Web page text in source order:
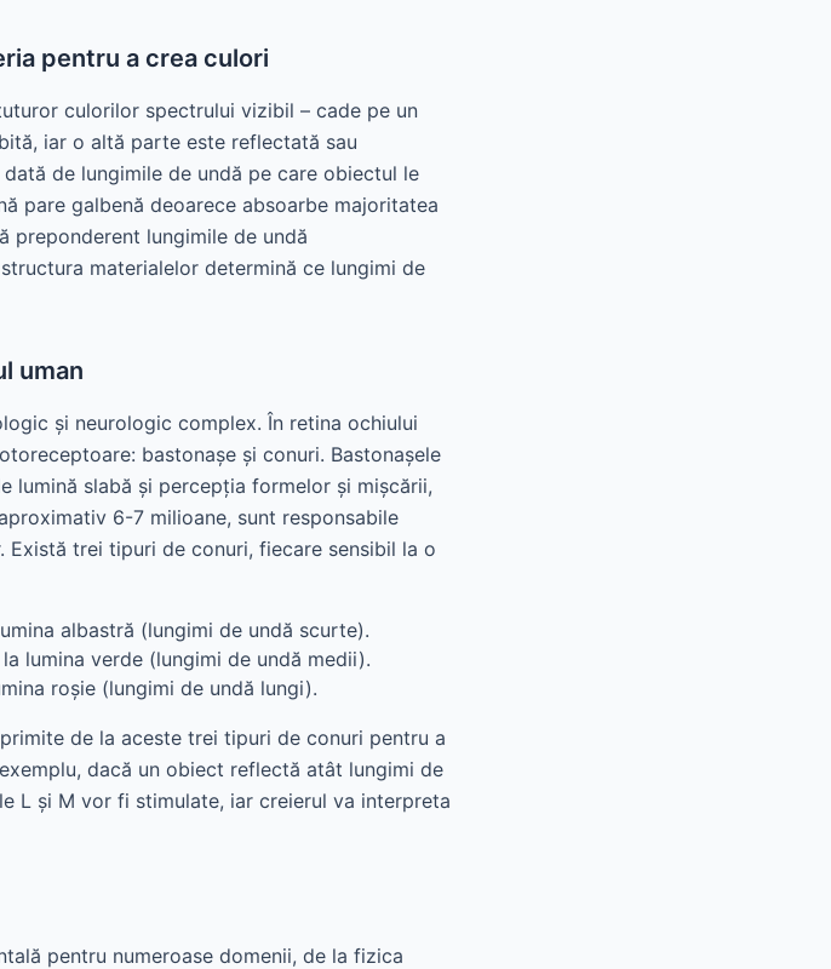
pentru a crea culori
culorilor spectrului vizibil – cade pe un
iar o altă parte este reflectată sau
de lungimile de undă pe care obiectul le
pare galbenă deoarece absoarbe majoritatea
preponderent lungimile de undă
materialelor determină ce lungimi de
uman
și neurologic complex. În retina ochiului
bastonașe și conuri. Bastonașele
lumină slabă și percepția formelor și mișcării,
6-7 milioane, sunt responsabile
trei tipuri de conuri, fiecare sensibil la o
albastră (lungimi de undă scurte).
la lumina verde (lungimi de undă medii).
roșie (lungimi de undă lungi).
de la aceste trei tipuri de conuri pentru a
dacă un obiect reflectă atât lungimi de
L și M vor fi stimulate, iar creierul va interpreta
pentru numeroase domenii, de la fizica